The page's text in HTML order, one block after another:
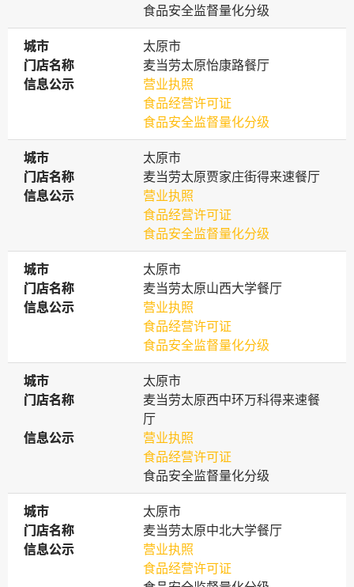
食品安全监督量化分级
城市
城市
太原市
门店名称
门店名称
麦当劳太原怡康路餐厅
信息公示
信息公示
营业执照
食品经营许可证
食品安全监督量化分级
城市
城市
太原市
门店名称
门店名称
麦当劳太原贾家庄街得来速餐厅
信息公示
信息公示
营业执照
食品经营许可证
食品安全监督量化分级
城市
城市
太原市
门店名称
门店名称
麦当劳太原山西大学餐厅
信息公示
信息公示
营业执照
食品经营许可证
食品安全监督量化分级
城市
城市
太原市
门店名称
门店名称
麦当劳太原西中环万科得来速餐
厅
信息公示
信息公示
营业执照
食品经营许可证
食品安全监督量化分级
城市
城市
太原市
门店名称
门店名称
麦当劳太原中北大学餐厅
信息公示
信息公示
营业执照
食品经营许可证